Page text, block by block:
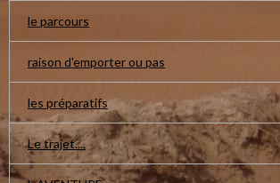
le parcours
raison d'emporter ou pas
les préparatifs
Le trajet....